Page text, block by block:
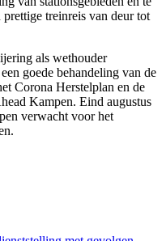
treinreis van deur tot
als wethouder
goede behandeling van de
Corona Herstelplan en de
Kampen. Eind augustus
verwacht voor het